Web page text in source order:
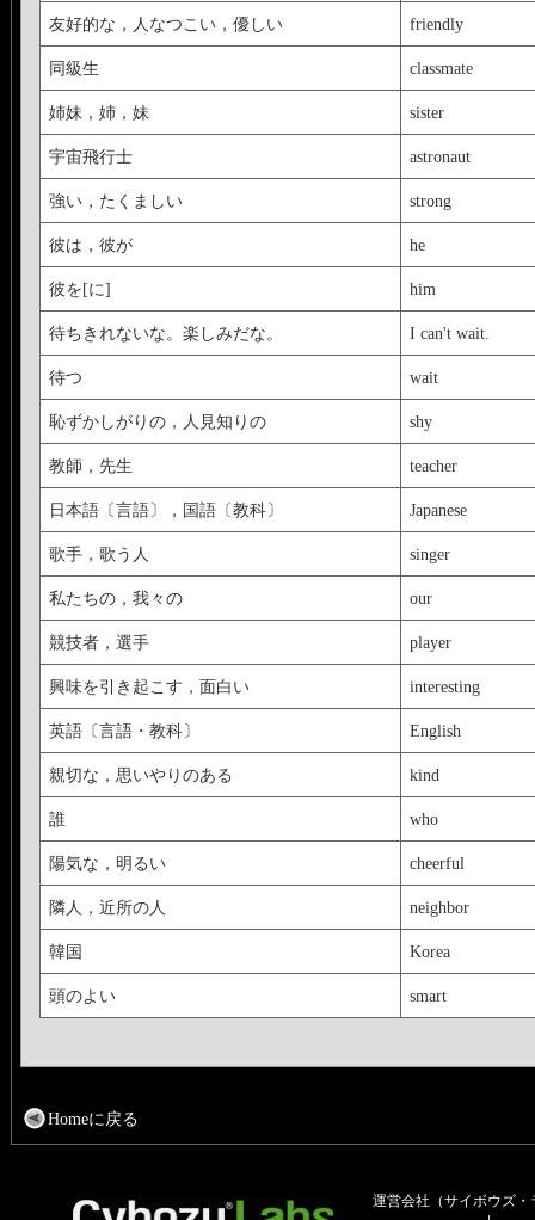
友好的な，人なつこい，優しい friendly
同級生 classmate
姉妹，姉，妹 sister
宇宙飛行士 astronaut
強い，たくましい strong
彼は，彼が he
彼を[に] him
待ちきれないな。楽しみだな。 I can't wait.
待つ wait
恥ずかしがりの，人見知りの shy
教師，先生 teacher
日本語〔言語〕，国語〔教科〕 Japanese
歌手，歌う人 singer
私たちの，我々の our
競技者，選手 player
興味を引き起こす，面白い interesting
英語〔言語・教科〕 English
親切な，思いやりのある kind
誰 who
陽気な，明るい cheerful
隣人，近所の人 neighbor
韓国 Korea
頭のよい smart
Homeに戻る
運営会社（サイボウズ・